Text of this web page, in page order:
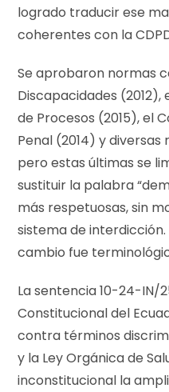
logrado traducir ese
coherentes con la
Se aprobaron normas
Discapacidades
de Procesos (2015), el
Penal (2014) y diversas
pero estas últimas se
sustituir la palabra
más respetuosas, sin
sistema de
cambio fue
La sentencia 10-24-IN/
Constitucional del
contra términos
y la Ley Orgánica de
inconstitucional la